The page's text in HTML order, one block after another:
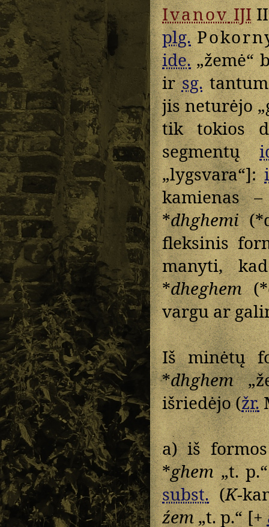
IvanovIJIII
plg.
ide.„žemė“
irsg.
jis neturėjo „
tik tokios
segmentų
„lygsvara“]:
kamienas
*dhghemi
fleksinis
manyti,
*dheghem
vargu ar
Iš minėtų
*dhghem
išriedėjo (žr.
a) iš
*ghem„t.
subst.(K-
źem„t. p.“ [+